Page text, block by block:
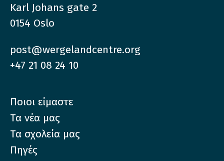
Karl Johans gate 2
0154 Oslo
post@wergelandcentre.org
+47 21 08 24 10
Ποιοι είμαστε
Τα νέα μας
Τα σχολεία μας
Πηγές